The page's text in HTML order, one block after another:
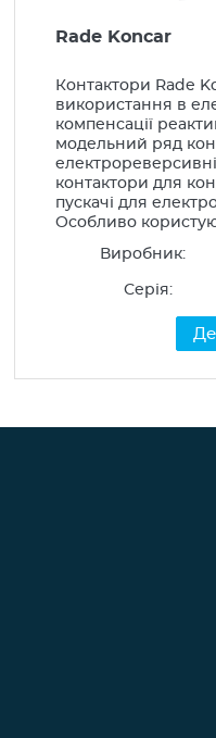
Генератори,
LED Освітлення
Освітлення
Побутова інсталяція
Прилади опалення
Альтернативна
Rade Koncar
Контактори Rade
використання в
компенсації
модельний ряд
контактори для
пускачі для
Особливо
Виробник:
Серія: